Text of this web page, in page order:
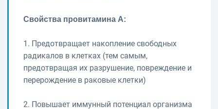
Свойства провитамина А:
1. Предотвращает накопление свободных
радикалов в клетках (тем самым,
предотвращая их разрушение, повреждение и
перерождение в раковые клетки)
2. Повышает иммунный потенциал организма